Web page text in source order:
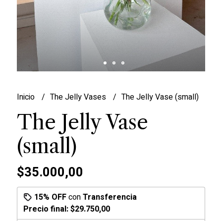
Inicio The Jelly Vases The Jelly Vase (small)
The Jelly Vase
(small)
$35.000,00
15% OFFconTransferencia
Precio final:$29.750,00